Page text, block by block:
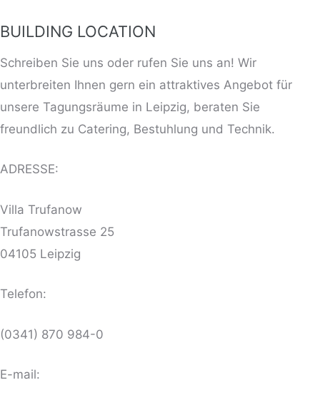
BUILDING LOCATION
Schreiben Sie uns oder rufen Sie uns an! Wir
unterbreiten Ihnen gern ein attraktives Angebot für
unsere Tagungsräume in Leipzig, beraten Sie
freundlich zu Catering, Bestuhlung und Technik.
ADRESSE:
Villa Trufanow
Trufanowstrasse 25
04105 Leipzig
Telefon:
(0341) 870 984-0
E-mail: